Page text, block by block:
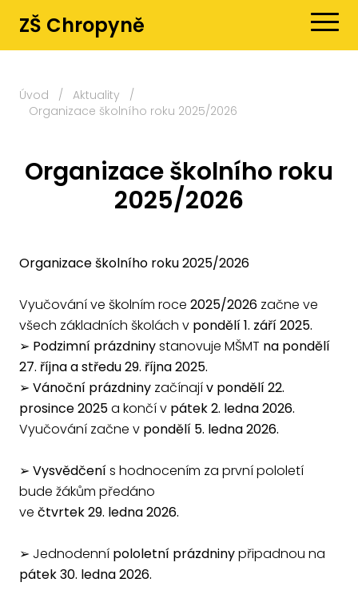
ZŠ Chropyně
Úvod / Aktuality
/
Organizace školního roku 2025/2026
Organizace školního roku
2025/2026
Organizace školního roku 2025/2026
Vyučování ve školním roce 2025/2026 začne ve
všech základních školách v pondělí 1. září 2025.
➢ Podzimní prázdninystanovuje MŠMT na pondělí
27. října a středu 29. října 2025.
➢ Vánoční prázdniny začínajív pondělí 22.
prosince 2025a končí v pátek 2. ledna 2026.
Vyučování začne v pondělí 5. ledna 2026.
➢ Vysvědčenís hodnocením za první pololetí
bude žákům předáno
ve čtvrtek 29. ledna 2026.
➢ Jednodenní pololetní prázdninypřipadnou na
pátek 30. ledna 2026.